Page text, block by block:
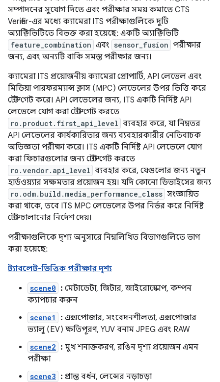
সম্পাদনের সুযোগ দিতে এবং পরীক্ষার সময় কমাতে CTS
Verifier-এর মধ্যে ক্যামেরা ITS পরীক্ষাগুলিকে দুটি
অ্যাক্টিভিটিতে বিভক্ত করা হয়েছে: একটি অ্যাক্টিভিটি
feature_combination এবং sensor_fusion পরীক্ষার
জন্য, এবং অন্যটি বাকি সমস্ত পরীক্ষার জন্য।
ক্যামেরা ITS প্রয়োজনীয় ক্যামেরা প্রোপার্টি, API লেভেল এবং
মিডিয়া পারফরম্যান্স ক্লাস (MPC) লেভেলের উপর ভিত্তি করে
টেস্ট গেট করে। API লেভেলের জন্য, ITS একটি নির্দিষ্ট API
লেভেলে যোগ করা টেস্ট গেট করতে
ro.product.first_api_level ব্যবহার করে, যা নিম্নতর
API লেভেলের কার্যকারিতার জন্য ব্যবহারকারীর নেতিবাচক
অভিজ্ঞতা পরীক্ষা করে। ITS একটি নির্দিষ্ট API লেভেলে যোগ
করা ফিচারগুলোর জন্য টেস্ট গেট করতে
ro.vendor.api_level ব্যবহার করে, যেগুলোর জন্য নতুন
হার্ডওয়্যার সক্ষমতার প্রয়োজন হয়। যদি কোনো ডিভাইসের জন্য
ro.odm.build.media_performance_class সংজ্ঞায়িত
করা থাকে, তবে ITS MPC লেভেলের উপর নির্ভর করে নির্দিষ্ট
টেস্ট চালানোর নির্দেশ দেয়।
পরীক্ষাগুলিকে দৃশ্য অনুসারে নিম্নলিখিত বিভাগগুলিতে ভাগ
করা হয়েছে:
ট্যাবলেট-ভিত্তিক পরীক্ষার দৃশ্য
scene0 : মেটাডেটা, জিটার, জাইরোস্কোপ, কম্পন
ক্যাপচার করুন
scene1 : এক্সপোজার, সংবেদনশীলতা, এক্সপোজার
ভ্যালু (EV) ক্ষতিপূরণ, YUV বনাম JPEG এবং RAW
scene2 : মুখ শনাক্তকরণ, রঙিন দৃশ্য প্রয়োজন এমন
পরীক্ষা
scene3 : প্রান্ত বর্ধন, লেন্সের নড়াচড়া